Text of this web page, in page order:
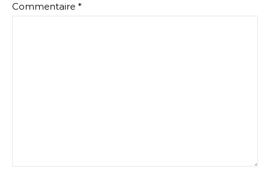
Commentaire *